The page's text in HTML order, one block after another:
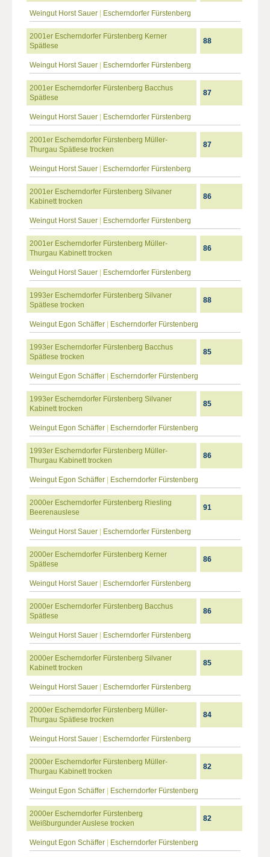
Weingut Horst Sauer Escherndorfer Fürstenberg
2001er Escherndorfer Fürstenberg Kerner
Spätlese
88
Weingut Horst Sauer Escherndorfer Fürstenberg
2001er Escherndorfer Fürstenberg Bacchus
Spätlese
87
Weingut Horst Sauer Escherndorfer Fürstenberg
2001er Escherndorfer Fürstenberg Müller-
Thurgau Spätlese trocken
87
Weingut Horst Sauer Escherndorfer Fürstenberg
2001er Escherndorfer Fürstenberg Silvaner
Kabinett trocken
86
Weingut Horst Sauer Escherndorfer Fürstenberg
2001er Escherndorfer Fürstenberg Müller-
Thurgau Kabinett trocken
86
Weingut Horst Sauer Escherndorfer Fürstenberg
1993er Escherndorfer Fürstenberg Silvaner
Spätlese trocken
88
Weingut Egon Schäffer Escherndorfer Fürstenberg
1993er Escherndorfer Fürstenberg Bacchus
Spätlese trocken
85
Weingut Egon Schäffer Escherndorfer Fürstenberg
1993er Escherndorfer Fürstenberg Silvaner
Kabinett trocken
85
Weingut Egon Schäffer Escherndorfer Fürstenberg
1993er Escherndorfer Fürstenberg Müller-
Thurgau Kabinett trocken
86
Weingut Egon Schäffer Escherndorfer Fürstenberg
2000er Escherndorfer Fürstenberg Riesling
Beerenauslese
91
Weingut Horst Sauer Escherndorfer Fürstenberg
2000er Escherndorfer Fürstenberg Kerner
Spätlese
86
Weingut Horst Sauer Escherndorfer Fürstenberg
2000er Escherndorfer Fürstenberg Bacchus
Spätlese
86
Weingut Horst Sauer Escherndorfer Fürstenberg
2000er Escherndorfer Fürstenberg Silvaner
Kabinett trocken
85
Weingut Horst Sauer Escherndorfer Fürstenberg
2000er Escherndorfer Fürstenberg Müller-
Thurgau Spätlese trocken
84
Weingut Horst Sauer Escherndorfer Fürstenberg
2000er Escherndorfer Fürstenberg Müller-
Thurgau Kabinett trocken
82
Weingut Egon Schäffer Escherndorfer Fürstenberg
2000er Escherndorfer Fürstenberg
Weißburgunder Auslese trocken
82
Weingut Egon Schäffer Escherndorfer Fürstenberg